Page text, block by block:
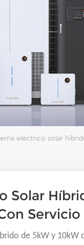
eléctrico solar
Solar
Servicio
de 5kW y